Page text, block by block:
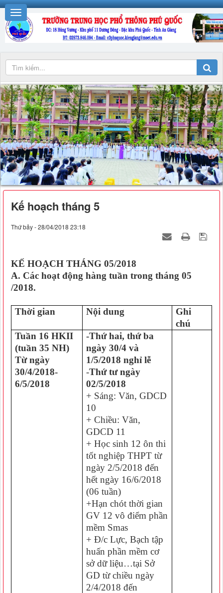
Kế hoạch tháng 5
Thứ bảy - 28/04/2018 23:18
KẾ HOẠCH THÁNG 05/2018
A. Các hoạt động hàng tuần trong tháng 05
/2018.
Thời gian Nội dung
Ghi
chú
Tuần 16 HKII
(tuần 35 NH)
Từ ngày
30/4/2018-
6/5/2018
-Thứ hai, thứ ba
ngày 30/4 và
1/5/2018 nghỉ lễ
-Thứ tư ngày
02/5/2018
+ Sáng: Văn, GDCD
10
+ Chiều: Văn,
GDCD 11
+ Học sinh 12 ôn thi
tốt nghiệp THPT từ
ngày 2/5/2018 đến
hết ngày 16/6/2018
(06 tuần)
+Hạn chót thời gian
GV 12 vô điểm phần
mềm Smas
+ Đ/c Lực, Bạch tập
huấn phần mềm cơ
sở dữ liệu…tại Sở
GD từ chiều ngày
2/4/2018 đến